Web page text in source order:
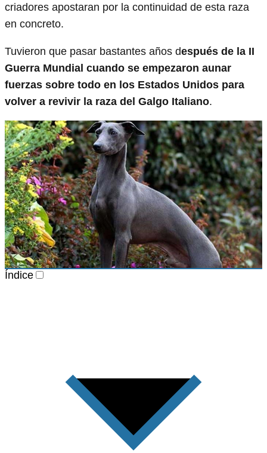
criadores apostaran por la continuidad de esta raza
en concreto.
Tuvieron que pasar bastantes años después de la II
Guerra Mundial cuando se empezaron aunar
fuerzas sobre todo en los Estados Unidos para
volver a revivir la raza del Galgo Italiano.
Índice